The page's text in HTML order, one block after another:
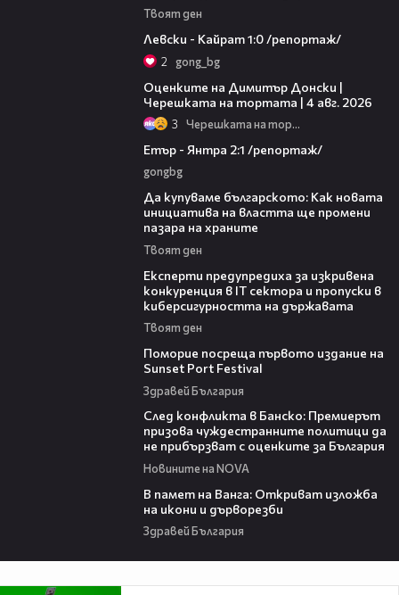
Твоят ден
Левски - Кайрат 1:0 /репортаж/
2 gong_bg
Оценките на Димитър Донски |
Черешката на тортата | 4 авг. 2026
3 Черешката на тортата
Етър - Янтра 2:1 /репортаж/
gongbg
Да купуваме българското: Как новата
инициатива на властта ще промени
пазара на храните
Твоят ден
Експерти предупредиха за изкривена
конкуренция в IT сектора и пропуски в
киберсигурността на държавата
Твоят ден
Поморие посреща първото издание на
Sunset Port Festival
Здравей България
След конфликта в Банско: Премиерът
призова чуждестранните политици да
не прибързват с оценките за България
Новините на NOVA
В памет на Ванга: Откриват изложба
на икони и дърворезби
Здравей България